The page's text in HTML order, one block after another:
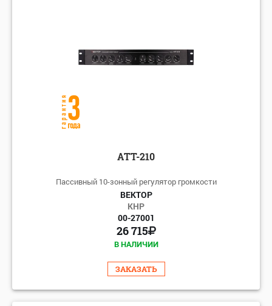
АТТ-210
Пассивный 10-зонный регулятор громкости
ВЕКТОР
КНР
00-27001
26 715
В НАЛИЧИИ
ЗАКАЗАТЬ